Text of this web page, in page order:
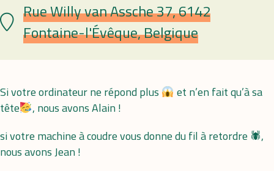
Lieu Rue Willy van Assche 37, 6142
Fontaine-l'Évêque, Belgique
Si votre ordinateur ne répond plus
et n’en fait qu’à sa
tête
, nous avons Alain !
si votre machine à coudre vous donne du fil à retordre 🕷,
nous avons Jean !